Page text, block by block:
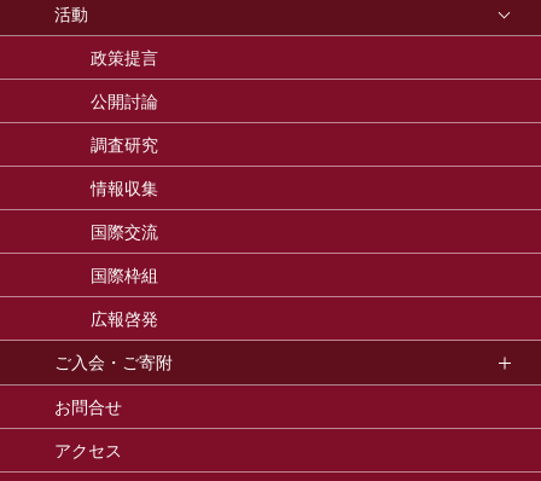
活動
政策提言
公開討論
調査研究
情報収集
国際交流
国際枠組
広報啓発
ご入会・ご寄附
お問合せ
アクセス